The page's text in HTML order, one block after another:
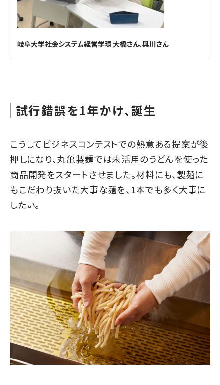
岐阜大学社会システム経営学環 大橋さん、與川さん
試行錯誤を1年かけ、誕生
こうしてビジネスコンテストでの熱意ある提案が後
押しになり、丸亀製麺では未活用のうどんを使った
商品開発をスタートさせました。材料にも、製麺に
もこだわり抜いた大事な麺を、1本でも多く大事に
したい。